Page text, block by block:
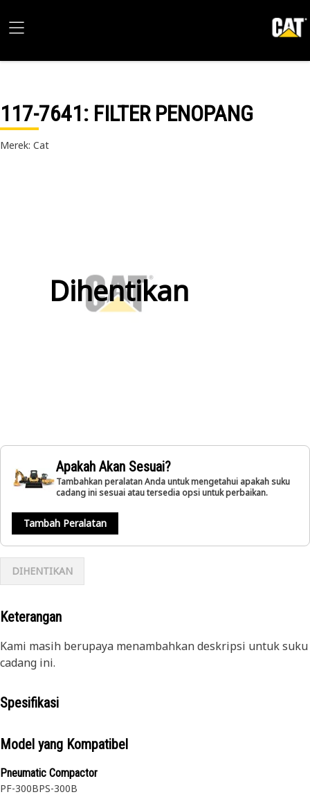
117-7641: FILTER PENOPANG
Merek: Cat
Dihentikan
Apakah Akan Sesuai?
Tambahkan peralatan Anda untuk mengetahui apakah suku
cadang ini sesuai atau tersedia opsi untuk perbaikan.
Tambah Peralatan
DIHENTIKAN
Keterangan
Kami masih berupaya menambahkan deskripsi untuk suku
cadang ini.
Spesifikasi
Model yang Kompatibel
Pneumatic Compactor
PF-300BPS-300B